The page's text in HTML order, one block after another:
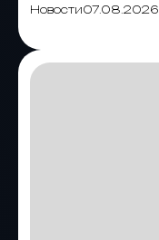
Новости07.08.2026